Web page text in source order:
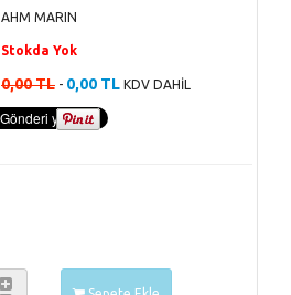
AHM MARIN
Stokda Yok
0,00 TL - 0,00 TL KDV DAHİL